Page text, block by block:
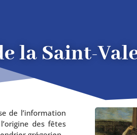
la Saint-
de l’in­for­ma­tion
des fêtes